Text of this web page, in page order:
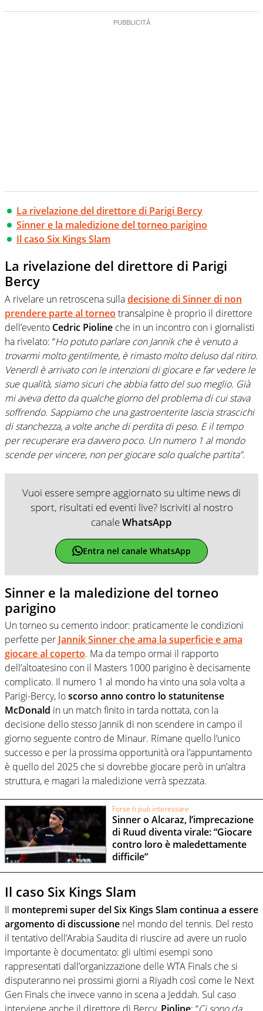
La rivelazione del direttore di Parigi Bercy
Sinner e la maledizione del torneo parigino
Il caso Six Kings Slam
La rivelazione del direttore di Parigi
Bercy
A rivelare un retroscena sulladecisione di Sinner di non
prendere parte al torneo transalpine è proprio il direttore
dell’evento Cedric Pioline che in un incontro con i giornalisti
ha rivelato: “Ho potuto parlare con Jannik che è venuto a
trovarmi molto gentilmente, è rimasto molto deluso dal ritiro.
Venerdì è arrivato con le intenzioni di giocare e far vedere le
sue qualità, siamo sicuri che abbia fatto del suo meglio. Già
mi aveva detto da qualche giorno del problema di cui stava
soffrendo. Sappiamo che una gastroenterite lascia strascichi
di stanchezza, a volte anche di perdita di peso. E il tempo
per recuperare era davvero poco. Un numero 1 al mondo
scende per vincere, non per giocare solo qualche partita”.
Vuoi essere sempre aggiornato su ultime news di
sport, risultati ed eventi live? Iscriviti al nostro
canaleWhatsApp
Entra nel canale WhatsApp
Sinner e la maledizione del torneo
parigino
Un torneo su cemento indoor: praticamente le condizioni
perfette per Jannik Sinner che ama la superficie e ama
giocare al coperto. Ma da tempo ormai il rapporto
dell’altoatesino con il Masters 1000 parigino è decisamente
complicato. Il numero 1 al mondo ha vinto una sola volta a
Parigi-Bercy, loscorso anno contro lo statunitense
McDonald in un match finito in tarda nottata, con la
decisione dello stesso Jannik di non scendere in campo il
giorno seguente contro de Minaur. Rimane quello l’unico
successo e per la prossima opportunità ora l’appuntamento
è quello del 2025 che si dovrebbe giocare però in un’altra
struttura, e magari la maledizione verrà spezzata.
Forse ti può interessare
Sinner o Alcaraz, l’imprecazione
di Ruud diventa virale: “Giocare
contro loro è maledettamente
difficile”
Il caso Six Kings Slam
Il montepremi super del Six Kings Slam continua a essere
argomento di discussione nel mondo del tennis. Del resto
il tentativo dell’Arabia Saudita di riuscire ad avere un ruolo
importante è documentato: gli ultimi esempi sono
rappresentati dall’organizzazione delle WTA Finals che si
disputeranno nei prossimi giorni a Riyadh così come le Next
Gen Finals che invece vanno in scena a Jeddah. Sul caso